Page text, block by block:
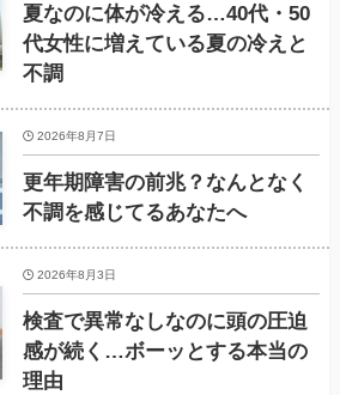
夏なのに体が冷える…40代・50
代女性に増えている夏の冷えと
不調
更年期障害の前兆？なんとなく
不調を感じてるあなたへ
2026年8月7日
検査で異常なしなのに頭の圧迫
感が続く…ボーッとする本当の
理由
2026年8月3日